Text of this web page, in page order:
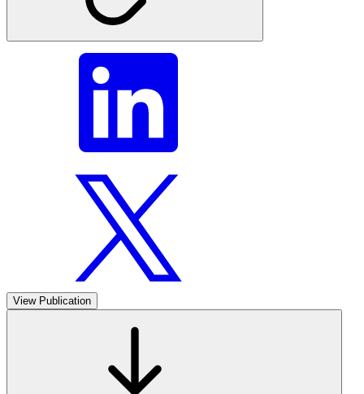
View Publication